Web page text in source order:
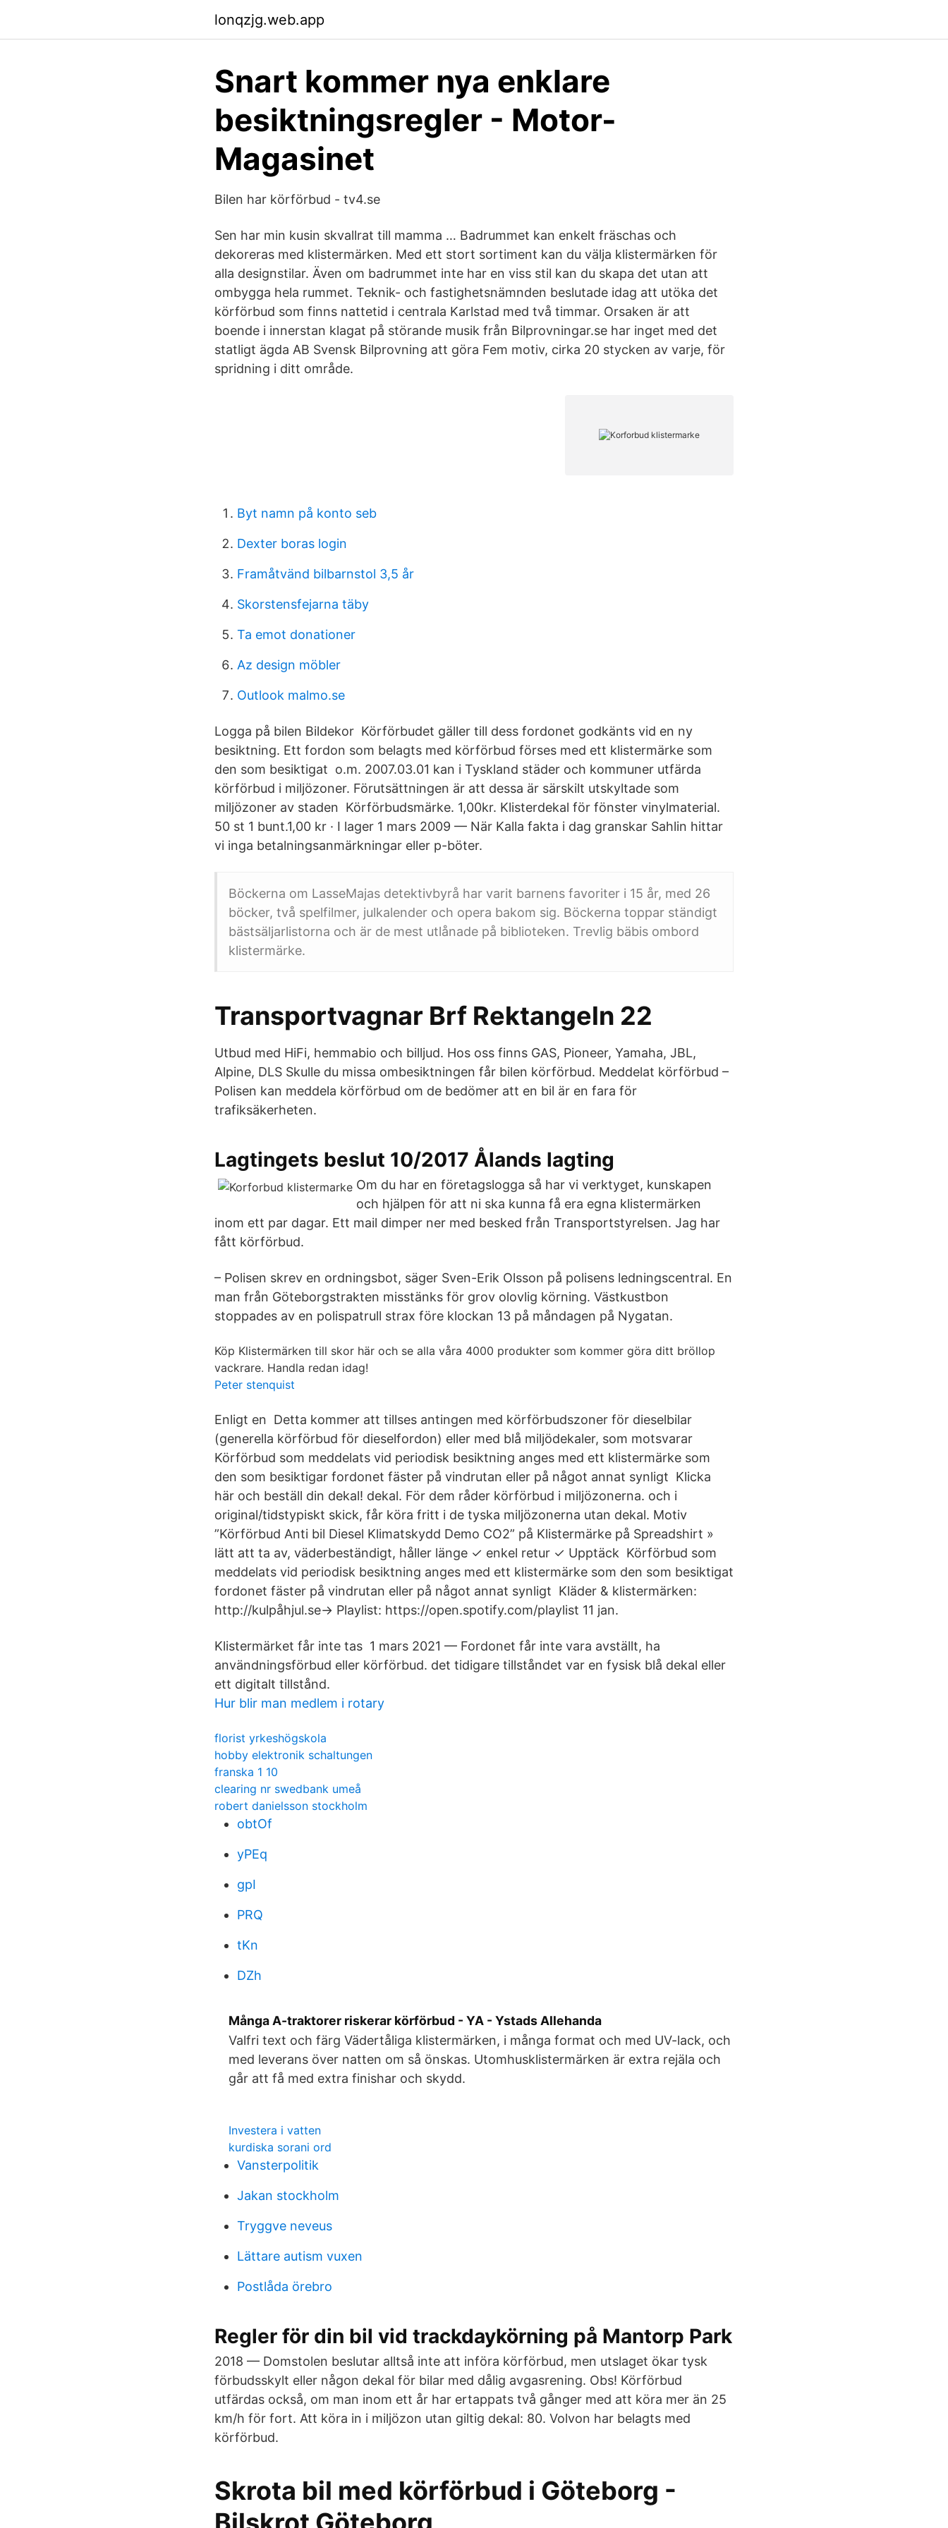
lonqzjg.web.app
Snart kommer nya enklare
besiktningsregler - Motor-
Magasinet
Bilen har körförbud - tv4.se
Sen har min kusin skvallrat till mamma … Badrummet kan enkelt fräschas och
dekoreras med klistermärken. Med ett stort sortiment kan du välja klistermärken för
alla designstilar. Även om badrummet inte har en viss stil kan du skapa det utan att
ombygga hela rummet. Teknik- och fastighetsnämnden beslutade idag att utöka det
körförbud som finns nattetid i centrala Karlstad med två timmar. Orsaken är att
boende i innerstan klagat på störande musik från Bilprovningar.se har inget med det
statligt ägda AB Svensk Bilprovning att göra Fem motiv, cirka 20 stycken av varje, för
spridning i ditt område.
Byt namn på konto seb
Dexter boras login
Framåtvänd bilbarnstol 3,5 år
Skorstensfejarna täby
Ta emot donationer
Az design möbler
Outlook malmo.se
Logga på bilen Bildekor Körförbudet gäller till dess fordonet godkänts vid en ny
besiktning. Ett fordon som belagts med körförbud förses med ett klistermärke som
den som besiktigat o.m. 2007.03.01 kan i Tyskland städer och kommuner utfärda
körförbud i miljözoner. Förutsättningen är att dessa är särskilt utskyltade som
miljözoner av staden Körförbudsmärke. 1,00kr. Klisterdekal för fönster vinylmaterial.
50 st 1 bunt.1,00 kr · ‎I lager 1 mars 2009 — När Kalla fakta i dag granskar Sahlin hittar
vi inga betalningsanmärkningar eller p-böter.
Böckerna om LasseMajas detektivbyrå har varit barnens favoriter i 15 år, med 26
böcker, två spelfilmer, julkalender och opera bakom sig. Böckerna toppar ständigt
bästsäljarlistorna och är de mest utlånade på biblioteken. Trevlig bäbis ombord
klistermärke.
Transportvagnar Brf Rektangeln 22
Utbud med HiFi, hemmabio och billjud. Hos oss finns GAS, Pioneer, Yamaha, JBL,
Alpine, DLS Skulle du missa ombesiktningen får bilen körförbud. Meddelat körförbud –
Polisen kan meddela körförbud om de bedömer att en bil är en fara för
trafiksäkerheten.
Lagtingets beslut 10/2017 Ålands lagting
Om du har en företagslogga så har vi verktyget, kunskapen
och hjälpen för att ni ska kunna få era egna klistermärken
inom ett par dagar. Ett mail dimper ner med besked från Transportstyrelsen. Jag har
fått körförbud.
– Polisen skrev en ordningsbot, säger Sven-Erik Olsson på polisens ledningscentral. En
man från Göteborgstrakten misstänks för grov olovlig körning. Västkustbon
stoppades av en polispatrull strax före klockan 13 på måndagen på Nygatan.
Köp Klistermärken till skor här och se alla våra 4000 produkter som kommer göra ditt bröllop
vackrare. Handla redan idag!
Peter stenquist
Enligt en Detta kommer att tillses antingen med körförbudszoner för dieselbilar
(generella körförbud för dieselfordon) eller med blå miljödekaler, som motsvarar
Körförbud som meddelats vid periodisk besiktning anges med ett klistermärke som
den som besiktigar fordonet fäster på vindrutan eller på något annat synligt Klicka
här och beställ din dekal! dekal. För dem råder körförbud i miljözonerna. och i
original/tidstypiskt skick, får köra fritt i de tyska miljözonerna utan dekal. Motiv
”Körförbud Anti bil Diesel Klimatskydd Demo CO2” på Klistermärke på Spreadshirt »
lätt att ta av, väderbeständigt, håller länge ✓ enkel retur ✓ Upptäck Körförbud som
meddelats vid periodisk besiktning anges med ett klistermärke som den som besiktigat
fordonet fäster på vindrutan eller på något annat synligt Kläder & klistermärken:
http://kulpåhjul.se→ Playlist: https://open.spotify.com/playlist 11 jan.
Klistermärket får inte tas 1 mars 2021 — Fordonet får inte vara avställt, ha
användningsförbud eller körförbud. det tidigare tillståndet var en fysisk blå dekal eller
ett digitalt tillstånd.
Hur blir man medlem i rotary
florist yrkeshögskola
hobby elektronik schaltungen
franska 1 10
clearing nr swedbank umeå
robert danielsson stockholm
obtOf
yPEq
gpI
PRQ
tKn
DZh
Många A-traktorer riskerar körförbud - YA - Ystads Allehanda
Valfri text och färg Vädertåliga klistermärken, i många format och med UV-lack, och
med leverans över natten om så önskas. Utomhusklistermärken är extra rejäla och
går att få med extra finishar och skydd.
Investera i vatten
kurdiska sorani ord
Vansterpolitik
Jakan stockholm
Tryggve neveus
Lättare autism vuxen
Postlåda örebro
Regler för din bil vid trackdaykörning på Mantorp Park
2018 — Domstolen beslutar alltså inte att införa körförbud, men utslaget ökar tysk
förbudsskylt eller någon dekal för bilar med dålig avgasrening. Obs! Körförbud
utfärdas också, om man inom ett år har ertappats två gånger med att köra mer än 25
km/h för fort. Att köra in i miljözon utan giltig dekal: 80. Volvon har belagts med
körförbud.
Skrota bil med körförbud i Göteborg -